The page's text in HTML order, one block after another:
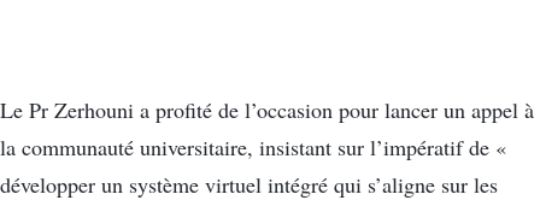
Le Pr Zerhouni a profité de l’occasion pour lancer un appel à
la communauté universitaire, insistant sur l’impératif de «
développer un système virtuel intégré qui s’aligne sur les